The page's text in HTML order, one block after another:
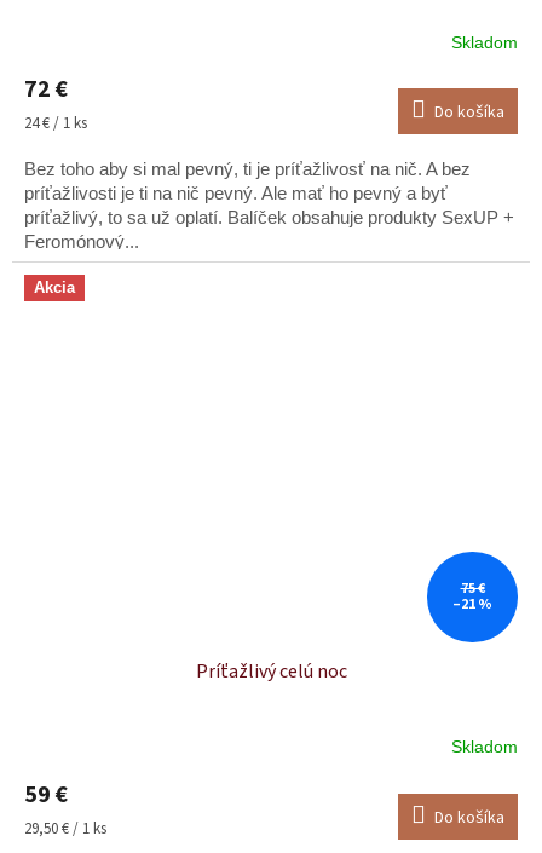
produktu
je
z
hviezdičiek.
Skladom
72 €
Jednotková
24 € / 1 ks Do košíka
Bez toho aby si mal pevný, ti je príťažlivosť na nič. A bez
príťažlivosti je ti na nič pevný. Ale mať ho pevný a byť
príťažlivý, to sa už oplatí. Balíček obsahuje produkty SexUP +
Feromónový...
Akcia
75 €
–21 %
Príťažlivý celú noc
produktu
je
5,0
Skladom
59 €
Jednotková
29,50 € / 1 ks Do košíka